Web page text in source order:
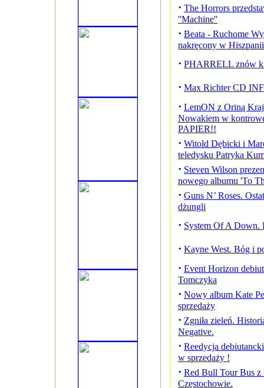
· The Horrors
''Machine''
· Beata - Ruchome
nakręcony w
· PHARRELL znów
· Max Richter CD
· LemON z Oriną
Nowakiem w
PAPIER!!
· Witold Dębicki i
teledysku Patryka
· Steven Wilson
nowego albumu 'To
· Guns N’ Roses.
dżungli
· System Of A
· Kayne West. Bóg i
· Event Horizon
Tomczyka
· Nowy album Kate
sprzedaży
· Zgniła zieleń.
Negative.
· Reedycja
w sprzedaży !
· Red Bull Tour Bus
Częstochowie.